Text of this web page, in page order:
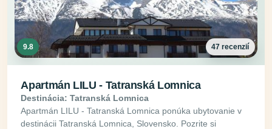
9.8 47 recenzií
Apartmán LILU - Tatranská Lomnica
Destinácia: Tatranská Lomnica
Apartmán LILU - Tatranská Lomnica ponúka ubytovanie v
destinácii Tatranská Lomnica, Slovensko. Pozrite si